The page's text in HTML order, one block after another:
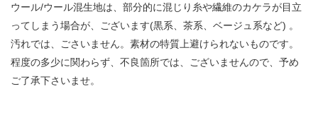
ウール/ウール混生地は、部分的に混じり糸や繊維のカケラが目立
ってしまう場合が、ございます(黒系、茶系、ベージュ系など) 。
汚れでは、ごさいません。素材の特質上避けられないものです。
程度の多少に関わらず、不良箇所では、ございませんので、予め
ご了承下さいませ。